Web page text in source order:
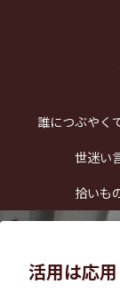
誰につぶやく
世迷い
拾いも
活用は応用